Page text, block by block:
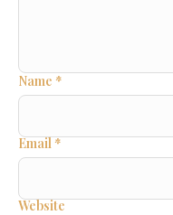
Name *
Email*
Website